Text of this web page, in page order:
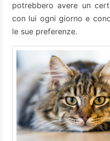
potrebbero avere un
con lui ogni giorno e
le sue preferenze.